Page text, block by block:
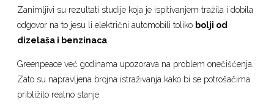
Zanimljivi su rezultati studije koja je ispitivanjem tražila i dobila
odgovor na to jesu li električni automobili toliko bolji od
dizelaša i benzinaca
Greenpeace već godinama upozorava na problem onečišćenja.
Zato su napravljena brojna istraživanja kako bi se potrošačima
približilo realno stanje.